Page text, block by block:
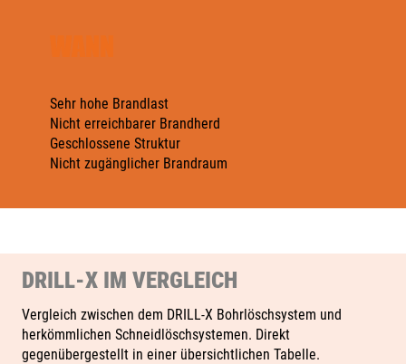
Sehr hohe Brandlast
Nicht erreichbarer Brandherd
Geschlossene Struktur
Nicht zugänglicher Brandraum
DRILL-X IM VERGLEICH
Vergleich zwischen dem DRILL‑X Bohrlöschsystem und
herkömmlichen Schneidlöschsystemen. Direkt
gegenübergestellt in einer übersichtlichen Tabelle.